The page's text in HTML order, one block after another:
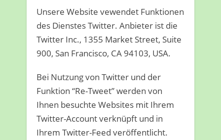
Unsere Website vewendet Funktionen
des Dienstes Twitter. Anbieter ist die
Twitter Inc., 1355 Market Street, Suite
900, San Francisco, CA 94103, USA.
Bei Nutzung von Twitter und der
Funktion “Re-Tweet” werden von
Ihnen besuchte Websites mit Ihrem
Twitter-Account verknüpft und in
Ihrem Twitter-Feed veröffentlicht.